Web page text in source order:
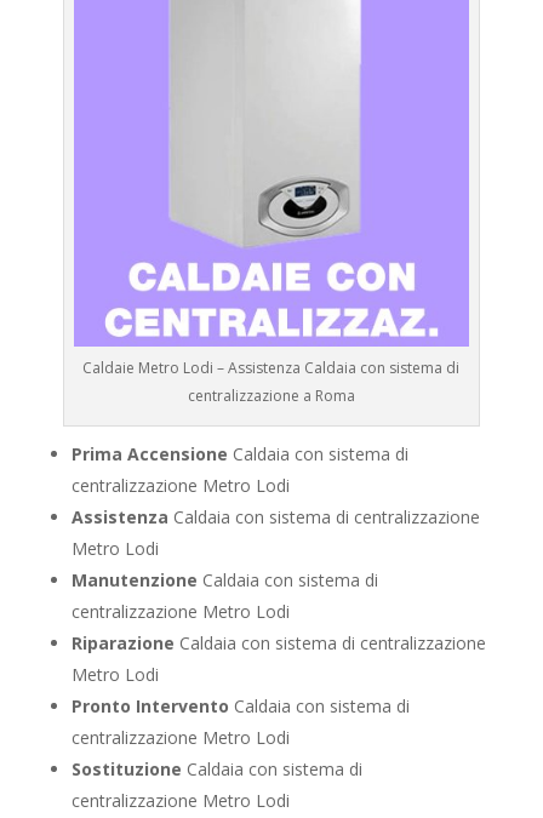
Caldaie Metro Lodi – Assistenza Caldaia con sistema di
centralizzazione a Roma
Prima Accensione Caldaia con sistema di
centralizzazione Metro Lodi
Assistenza Caldaia con sistema di centralizzazione
Metro Lodi
Manutenzione Caldaia con sistema di
centralizzazione Metro Lodi
Riparazione Caldaia con sistema di centralizzazione
Metro Lodi
Pronto Intervento Caldaia con sistema di
centralizzazione Metro Lodi
Sostituzione Caldaia con sistema di
centralizzazione Metro Lodi